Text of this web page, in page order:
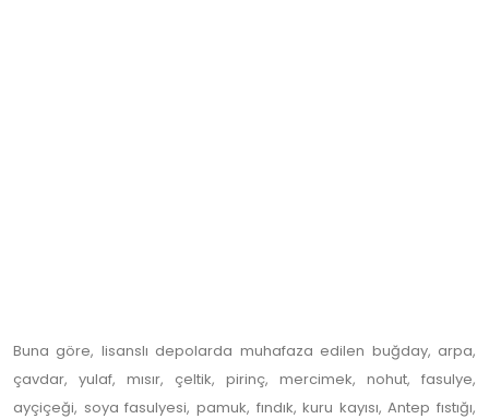
Buna göre, lisanslı depolarda muhafaza edilen buğday, arpa,
çavdar, yulaf, mısır, çeltik, pirinç, mercimek, nohut, fasulye,
ayçiçeği, soya fasulyesi, pamuk, fındık, kuru kayısı, Antep fıstığı,